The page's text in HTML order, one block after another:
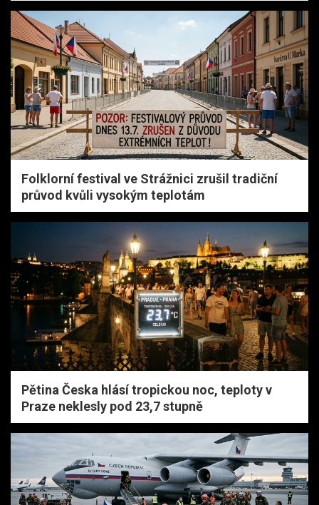
Folklorní festival ve Strážnici zrušil tradiční
průvod kvůli vysokým teplotám
Pětina Česka hlásí tropickou noc, teploty v
Praze neklesly pod 23,7 stupně